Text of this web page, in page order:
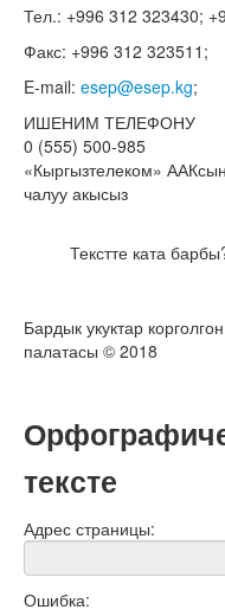
Тел.: +996 312 323430;
Факс: +996 312 323511;
E-mail: esep@esep.kg;
ИШЕНИМ ТЕЛЕФОНУ
0 (555) 500-985
«Кыргызтелеком»
чалуу акысыз
Текстте ката
Бардык укуктар
палатасы © 2018
тексте
Адрес страницы:
Ошибка: